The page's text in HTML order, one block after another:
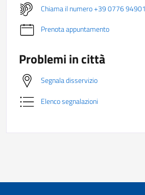
Chiama il numero +39 0776
Prenota appuntamento
Problemi in città
Segnala disservizio
Elenco segnalazioni